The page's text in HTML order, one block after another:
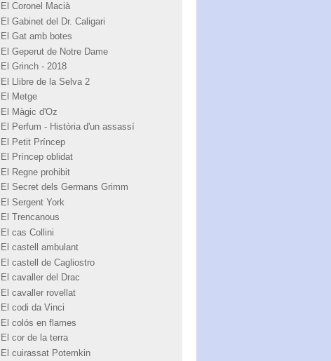
El Coronel Macià
El Gabinet del Dr. Caligari
El Gat amb botes
El Geperut de Notre Dame
El Grinch - 2018
El Llibre de la Selva 2
El Metge
El Màgic d'Oz
El Perfum - Història d'un assassí
El Petit Príncep
El Príncep oblidat
El Regne prohibit
El Secret dels Germans Grimm
El Sergent York
El Trencanous
El cas Collini
El castell ambulant
El castell de Cagliostro
El cavaller del Drac
El cavaller rovellat
El codi da Vinci
El colós en flames
El cor de la terra
El cuirassat Potemkin